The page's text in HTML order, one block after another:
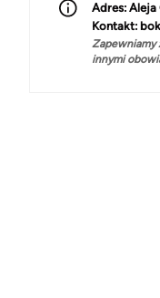
Adres: Aleja
Kontakt:
Zapewniamy
innymi